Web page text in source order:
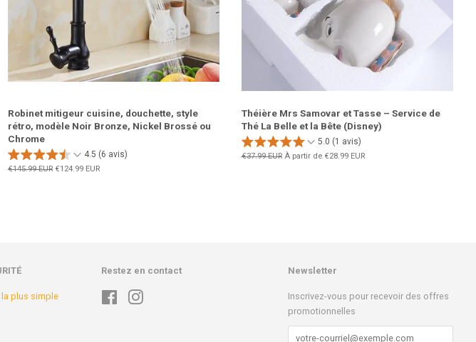
Robinet mitigeur cuisine, douchette, style
rétro, modèle Noir Bronze, Nickel Brossé ou
Chrome
4.5 (6 avis)
Prix
€145.99 EUR Prix
€124.99 EUR
Théière Mrs Samovar et Tasse – Service de
Thé La Belle et la Bête (Disney)
5.0 (1 avis)
Prix
€37.99 EURÀ partir de €28.99 EUR
plus simple
Restez en contact
Facebook
Newsletter
Inscrivez-vous pour recevoir des offres
promotionnelles